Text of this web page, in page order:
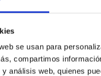
se usan para
compartimos
análisis web, quienes